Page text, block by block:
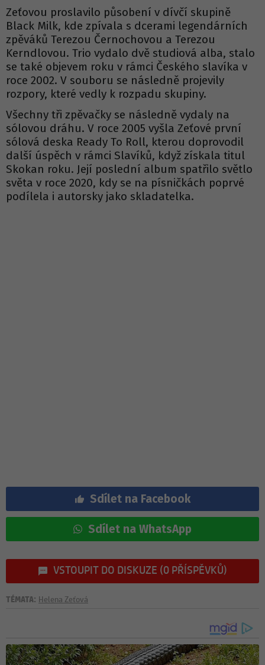
Zeťovou proslavilo působení v dívčí skupině
Black Milk, kde zpívala s dcerami legendárních
zpěváků Terezou Černochovou a Terezou
Kerndlovou. Trio vydalo dvě studiová alba, stalo
se také objevem roku v rámci Českého slavíka v
roce 2002. V souboru se následně projevily
rozpory, které vedly k rozpadu skupiny.
Všechny tři zpěvačky se následně vydaly na
sólovou dráhu. V roce 2005 vyšla Zeťové první
sólová deska Ready To Roll, kterou doprovodil
další úspěch v rámci Slavíků, když získala titul
Skokan roku. Její poslední album spatřilo světlo
světa v roce 2020, kdy se na písničkách poprvé
podílela i autorsky jako skladatelka.
Sdílet na Facebook
Sdílet na WhatsApp
VSTOUPIT DO DISKUZE (0 PŘÍSPĚVKŮ)
TÉMATA: Helena Zeťová